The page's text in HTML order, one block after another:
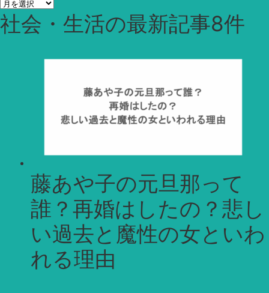
ー
カ
社会・生活の最新記事8件
藤あや子の元旦那って
誰？再婚はしたの？悲し
い過去と魔性の女といわ
れる理由